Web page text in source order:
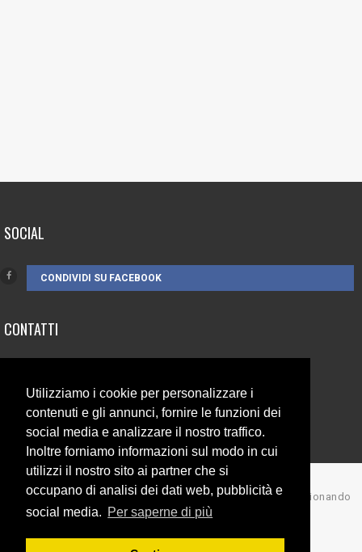
Utilizziamo i cookie per personalizzare i
contenuti e gli annunci, fornire le funzioni dei
social media e analizzare il nostro traffico.
Inoltre forniamo informazioni sul modo in cui
utilizzi il nostro sito ai partner che si
occupano di analisi dei dati web, pubblicità e
social media. Per saperne di più
SOCIAL
CONDIVIDI SU FACEBOOK
CONTATTI
info@campionando.it
© Copyright 2017 Campionando